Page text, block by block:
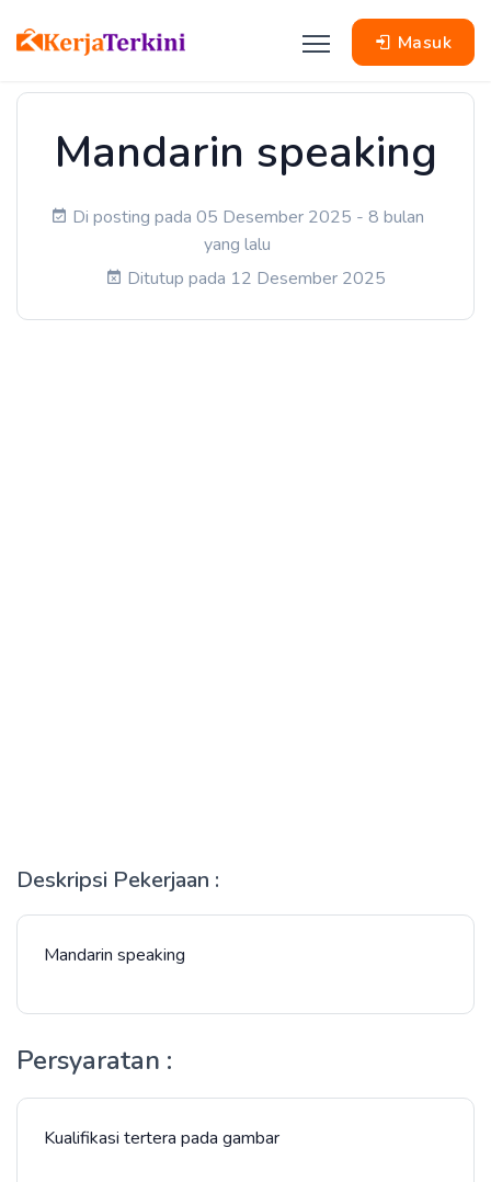
Masuk
Mandarin speaking
Di posting pada 05 Desember 2025 - 8 bulan
yang lalu
Ditutup pada 12 Desember 2025
Deskripsi Pekerjaan :
Mandarin speaking
Persyaratan :
Kualifikasi tertera pada gambar